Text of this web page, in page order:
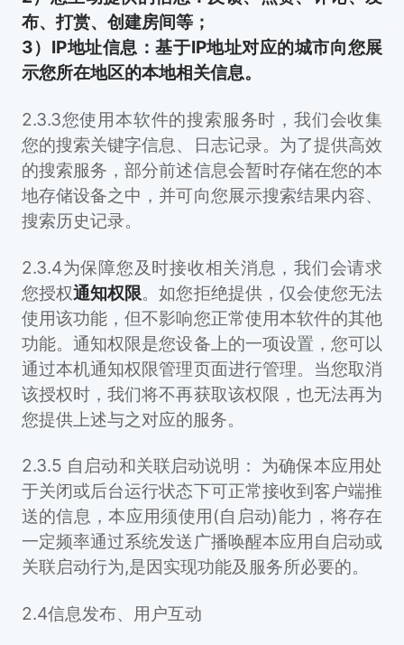
布、打赏、创建房间等；
3）IP地址信息：基于IP地址对应的城市向您展
示您所在地区的本地相关信息。
2.3.3您使用本软件的搜索服务时，我们会收集
您的搜索关键字信息、日志记录。为了提供高效
的搜索服务，部分前述信息会暂时存储在您的本
地存储设备之中，并可向您展示搜索结果内容、
搜索历史记录。
2.3.4为保障您及时接收相关消息，我们会请求
您授权通知权限。如您拒绝提供，仅会使您无法
使用该功能，但不影响您正常使用本软件的其他
功能。通知权限是您设备上的一项设置，您可以
通过本机通知权限管理页面进行管理。当您取消
该授权时，我们将不再获取该权限，也无法再为
您提供上述与之对应的服务。
2.3.5 自启动和关联启动说明： 为确保本应用处
于关闭或后台运行状态下可正常接收到客户端推
送的信息，本应用须使用(自启动)能力，将存在
一定频率通过系统发送广播唤醒本应用自启动或
关联启动行为,是因实现功能及服务所必要的。
2.4信息发布、用户互动